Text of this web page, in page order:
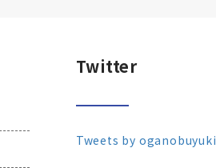
Twitter
Tweets by oganobuyuki